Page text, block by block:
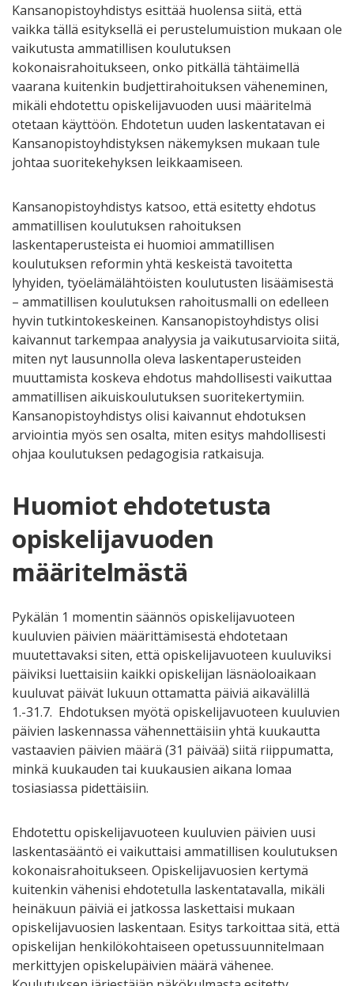
Kansanopistoyhdistys esittää huolensa siitä, että
vaikka tällä esityksellä ei perustelumuistion mukaan ole
vaikutusta ammatillisen koulutuksen
kokonaisrahoitukseen, onko pitkällä tähtäimellä
vaarana kuitenkin budjettirahoituksen väheneminen,
mikäli ehdotettu opiskelijavuoden uusi määritelmä
otetaan käyttöön. Ehdotetun uuden laskentatavan ei
Kansanopistoyhdistyksen näkemyksen mukaan tule
johtaa suoritekehyksen leikkaamiseen.
Kansanopistoyhdistys katsoo, että esitetty ehdotus
ammatillisen koulutuksen rahoituksen
laskentaperusteista ei huomioi ammatillisen
koulutuksen reformin yhtä keskeistä tavoitetta
lyhyiden, työelämälähtöisten koulutusten lisäämisestä
– ammatillisen koulutuksen rahoitusmalli on edelleen
hyvin tutkintokeskeinen. Kansanopistoyhdistys olisi
kaivannut tarkempaa analyysia ja vaikutusarvioita siitä,
miten nyt lausunnolla oleva laskentaperusteiden
muuttamista koskeva ehdotus mahdollisesti vaikuttaa
ammatillisen aikuiskoulutuksen suoritekertymiin.
Kansanopistoyhdistys olisi kaivannut ehdotuksen
arviointia myös sen osalta, miten esitys mahdollisesti
ohjaa koulutuksen pedagogisia ratkaisuja.
Huomiot ehdotetusta
opiskelijavuoden
määritelmästä
Pykälän 1 momentin säännös opiskelijavuoteen
kuuluvien päivien määrittämisestä ehdotetaan
muutettavaksi siten, että opiskelijavuoteen kuuluviksi
päiviksi luettaisiin kaikki opiskelijan läsnäoloaikaan
kuuluvat päivät lukuun ottamatta päiviä aikavälillä
1.-31.7. Ehdotuksen myötä opiskelijavuoteen kuuluvien
päivien laskennassa vähennettäisiin yhtä kuukautta
vastaavien päivien määrä (31 päivää) siitä riippumatta,
minkä kuukauden tai kuukausien aikana lomaa
tosiasiassa pidettäisiin.
Ehdotettu opiskelijavuoteen kuuluvien päivien uusi
laskentasääntö ei vaikuttaisi ammatillisen koulutuksen
kokonaisrahoitukseen. Opiskelijavuosien kertymä
kuitenkin vähenisi ehdotetulla laskentatavalla, mikäli
heinäkuun päiviä ei jatkossa laskettaisi mukaan
opiskelijavuosien laskentaan. Esitys tarkoittaa sitä, että
opiskelijan henkilökohtaiseen opetussuunnitelmaan
merkittyjen opiskelupäivien määrä vähenee.